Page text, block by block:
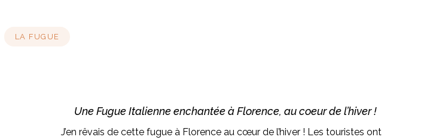
LA FUGUE
Une Fugue Italienne enchantée à Florence, au coeur de l’hiver !
J’en rêvais de cette fugue à Florence au cœur de l’hiver ! Les touristes ont